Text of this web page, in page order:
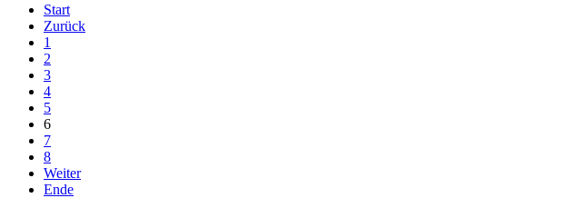
Start
Zurück
1
2
3
4
5
6
7
8
Weiter
Ende